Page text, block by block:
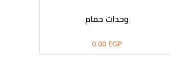
وحدات حمام
0.00 EGP